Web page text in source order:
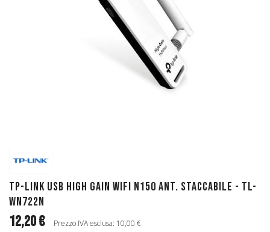
TP-Link USB high gain WiFi N150 ant. staccabile - TL-
WN722N
12,20 € Prezzo IVA esclusa: 10,00 €